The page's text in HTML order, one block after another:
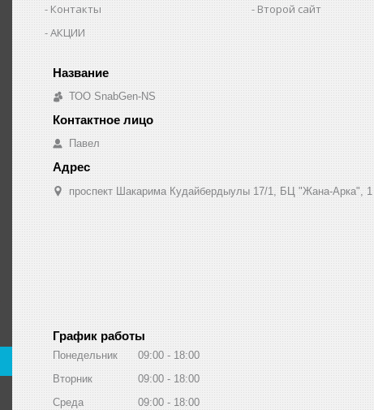
Контакты
АКЦИИ
Второй сайт
ТОО SnabGen-NS
Павел
проспект Шакарима Кудайбердыулы 17/1, БЦ "Жана-Арка",
График работы
Понедельник 09:00
18:00
Вторник
09:00
18:00
Среда
09:00 18:00